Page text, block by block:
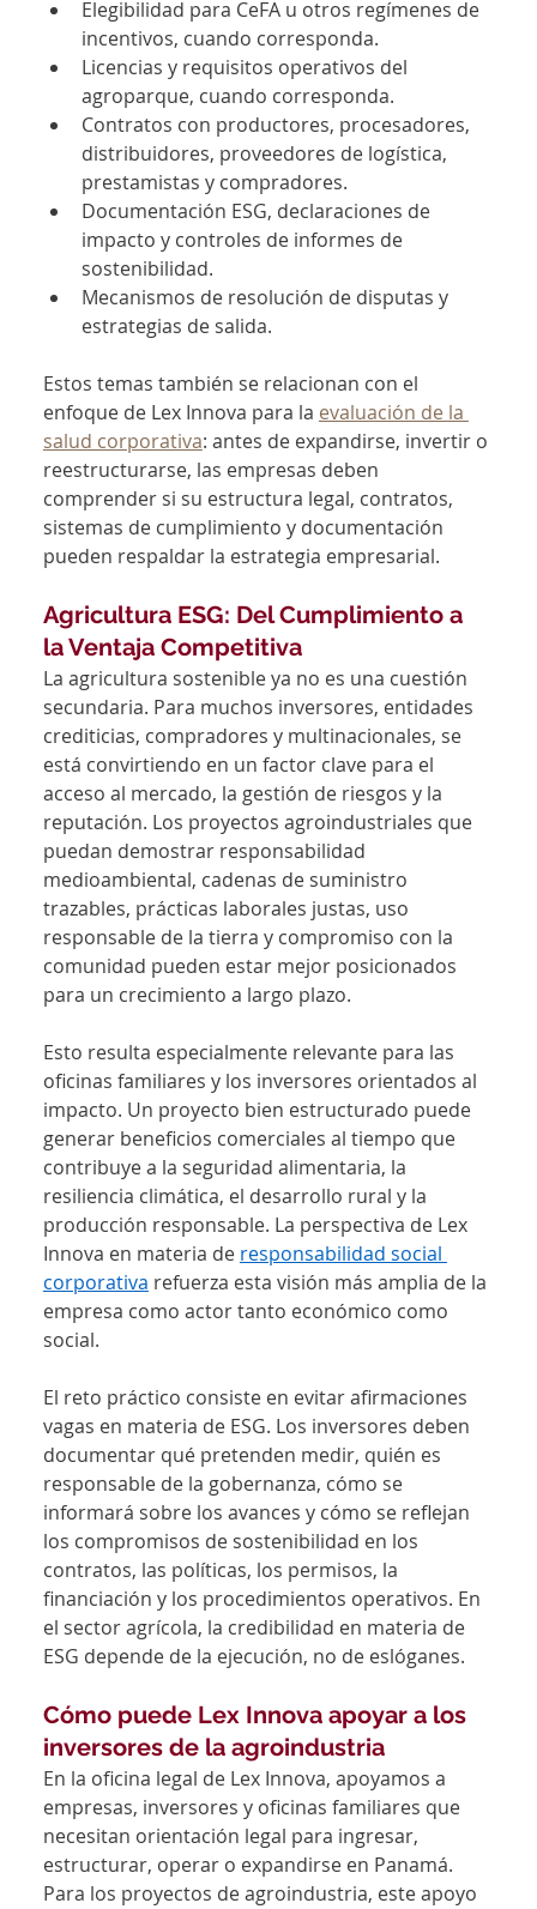
Elegibilidad para CeFA u otros regímenes de
incentivos, cuando corresponda.
Licencias y requisitos operativos del
agroparque, cuando corresponda.
Contratos con productores, procesadores,
distribuidores, proveedores de logística,
prestamistas y compradores.
Documentación ESG, declaraciones de
impacto y controles de informes de
sostenibilidad.
Mecanismos de resolución de disputas y
estrategias de salida.
Estos temas también se relacionan con el
enfoque de Lex Innova para la evaluación de la
salud corporativa: antes de expandirse, invertir o
reestructurarse, las empresas deben
comprender si su estructura legal, contratos,
sistemas de cumplimiento y documentación
pueden respaldar la estrategia empresarial.
Agricultura ESG: Del Cumplimiento a
la Ventaja Competitiva
La agricultura sostenible ya no es una cuestión
secundaria. Para muchos inversores, entidades
crediticias, compradores y multinacionales, se
está convirtiendo en un factor clave para el
acceso al mercado, la gestión de riesgos y la
reputación. Los proyectos agroindustriales que
puedan demostrar responsabilidad
medioambiental, cadenas de suministro
trazables, prácticas laborales justas, uso
responsable de la tierra y compromiso con la
comunidad pueden estar mejor posicionados
para un crecimiento a largo plazo.
Esto resulta especialmente relevante para las
oficinas familiares y los inversores orientados al
impacto. Un proyecto bien estructurado puede
generar beneficios comerciales al tiempo que
contribuye a la seguridad alimentaria, la
resiliencia climática, el desarrollo rural y la
producción responsable. La perspectiva de Lex
Innova en materia de responsabilidad social
corporativa refuerza esta visión más amplia de la
empresa como actor tanto económico como
social.
El reto práctico consiste en evitar afirmaciones
vagas en materia de ESG. Los inversores deben
documentar qué pretenden medir, quién es
responsable de la gobernanza, cómo se
informará sobre los avances y cómo se reflejan
los compromisos de sostenibilidad en los
contratos, las políticas, los permisos, la
financiación y los procedimientos operativos. En
el sector agrícola, la credibilidad en materia de
ESG depende de la ejecución, no de eslóganes.
Cómo puede Lex Innova apoyar a los
inversores de la agroindustria
En la oficina legal de Lex Innova, apoyamos a
empresas, inversores y oficinas familiares que
necesitan orientación legal para ingresar,
estructurar, operar o expandirse en Panamá.
Para los proyectos de agroindustria, este apoyo